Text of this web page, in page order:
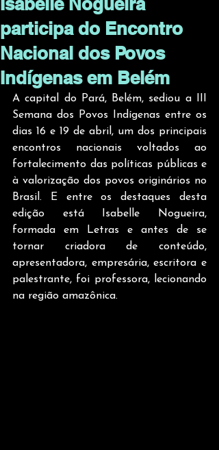
participa do Encontro
Nacional dos Povos
Indígenas em Belém
A capital do Pará, Belém, sediou a III
Semana dos Povos Indígenas entre os
dias 16 e 19 de abril, um dos principais
encontros nacionais voltados ao
fortalecimento das políticas públicas e
à valorização dos povos originários no
Brasil. E entre os destaques desta
edição está Isabelle Nogueira,
formada em Letras e antes de se
tornar criadora de conteúdo,
apresentadora, empresária, escritora e
palestrante, foi professora, lecionando
na região amazônica.